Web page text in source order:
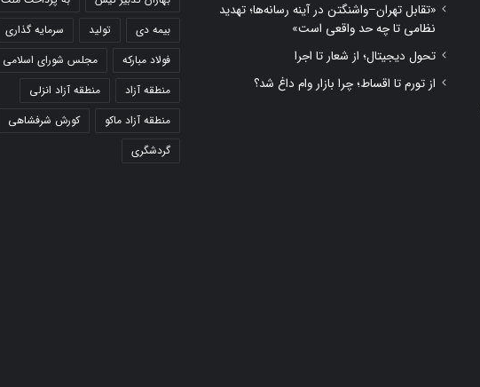
«تقابل تهران–واشنگتن در آینه رسانه‌ها؛ تهدید
نظامی تا چه حد واقعی است»
تحول دیجیتال؛ از شعار تا اجرا
از تورم تا اقساط؛ چرا بازار وام داغ شد؟
بیمه دی
تولید سرمایه گذاری
فولاد مبارکه
مجلس شورای اسلامی
منطقه آزاد
منطقه آزاد انزلی
منطقه آزاد ماکو
کورش شرفشاهی
گردشگری